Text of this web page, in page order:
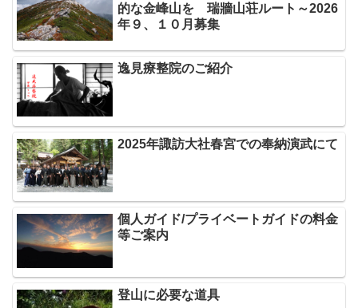
的な金峰山を 瑞牆山荘ルート～2026
年９、１０月募集
逸見療整院のご紹介
2025年諏訪大社春宮での奉納演武にて
個人ガイド/プライベートガイドの料金
等ご案内
登山に必要な道具